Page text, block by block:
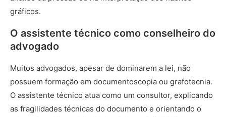
gráficos.
O assistente técnico como conselheiro do
advogado
Muitos advogados, apesar de dominarem a lei, não
possuem formação em documentoscopia ou grafotecnia.
O assistente técnico atua como um consultor, explicando
as fragilidades técnicas do documento e orientando o